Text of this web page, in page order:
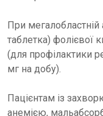
При мегалобластній
таблетка) фолієвої
(для профілактики
мг на добу).
Пацієнтам із
анемією,